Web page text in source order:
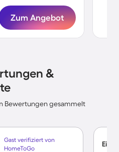
Zum Angebot
&
Bewertungen gesammelt
Gast verifiziert von
HomeToGo